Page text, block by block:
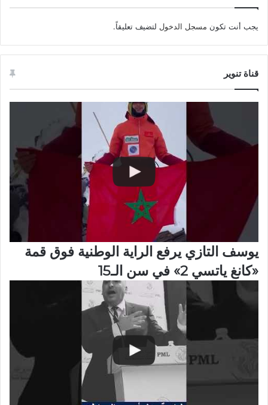
يجب أنت تكون مسجل الدخول لتضيف تعليقاً.
قناة تنوير
يوسف التازي يرفع الراية الوطنية فوق قمة
«كانغ ياتسي 2» في سن الـ15